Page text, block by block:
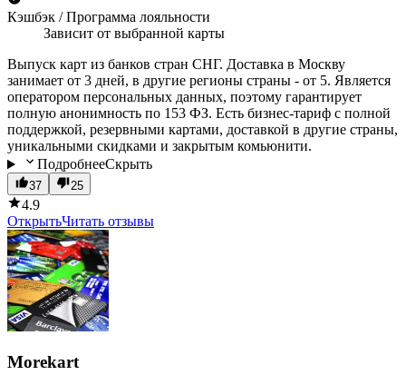
Кэшбэк / Программа лояльности
Зависит от выбранной карты
Выпуск карт из банков стран СНГ. Доставка в Москву
занимает от 3 дней, в другие регионы страны - от 5. Является
оператором персональных данных, поэтому гарантирует
полную анонимность по 153 ФЗ. Есть бизнес-тариф с полной
поддержкой, резервными картами, доставкой в другие страны,
уникальными скидками и закрытым комьюнити.
ПодробнееСкрыть
37 25
4.9
ОткрытьЧитать отзывы
Morekart